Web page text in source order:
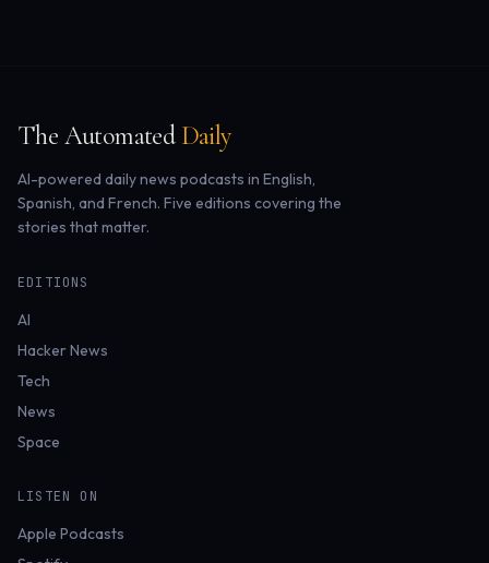
The Automated Daily
AI-powered daily news podcasts in English,
Spanish, and French. Five editions covering the
stories that matter.
EDITIONS
AI
Hacker News
Tech
News
Space
LISTEN ON
Apple Podcasts